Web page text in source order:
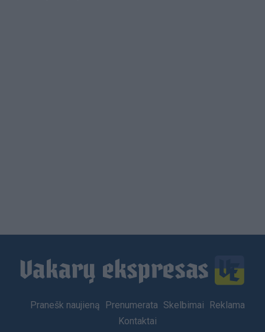
Footer
Pranešk naujieną Prenumerata Skelbimai
Reklama
Kontaktai